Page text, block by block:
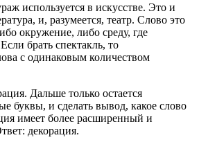
используется в искусстве. Это и
и, разумеется, театр. Слово это
окружение, либо среду, где
брать спектакль, то
с одинаковым количеством
Дальше только остается
буквы, и сделать вывод, какое слово
имеет более расширенный и
декорация.